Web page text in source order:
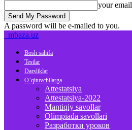
your email
A password will be e-mailed to you.
mbaza.uz
Bosh sahifa
Testlar
Darsliklar
O’qituvchilarga
Attestatsiya
Attestatsiya-2022
Mantiqiy savollar
Olimpiada savollari
Разработки уроков